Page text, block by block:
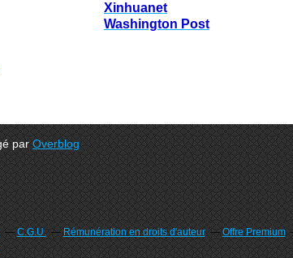
Xinhuanet
Washington Post
parOverblog
C.G.U. Rémunération en droits d'auteur Offre Premium